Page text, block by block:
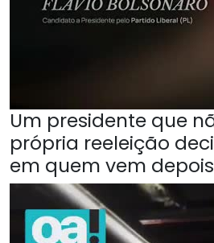
Um presidente que
própria reeleição
em quem vem